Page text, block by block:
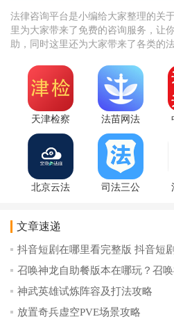
法律咨询平台是小编给大家整理的关
里为大家带来了免费的咨询服务，让
助，同时这里还为大家带来了各类的
问题，帮助你更好的寻求法律援助，
题的时候，可以直接来这里免费的进
天津检察
app法律咨
询1.1.7官
方版
法苗网法
律资讯服
务平台
v2.0.0用户
版
北京云法
3.6.1.4安
卓版
司法三公
文章速递
抖音短剧在哪里看完整版 抖音短
召唤神龙自助餐版本在哪玩？召
神武英雄试炼阵容及打法攻略
放置奇兵虚空PVE场景攻略